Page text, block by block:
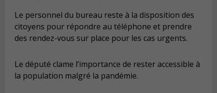
Le personnel du bureau reste à la disposition des
citoyens pour répondre au téléphone et prendre
des rendez-vous sur place pour les cas urgents.
Le député clame l’importance de rester accessible à
la population malgré la pandémie.